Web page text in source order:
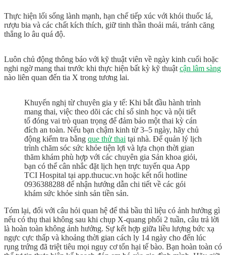
Thực hiện lối sống lành mạnh, hạn chế tiếp xúc với khói thuốc lá,
rượu bia và các chất kích thích, giữ tinh thần thoải mái, tránh căng
thẳng lo âu quá độ.
Luôn chủ động thông báo với kỹ thuật viên về ngày kinh cuối hoặc
nghi ngờ mang thai trước khi thực hiện bất kỳ kỹ thuật cận lâm sàng
nào liên quan đến tia X trong tương lai.
Khuyến nghị từ chuyên gia y tế: Khi bắt đầu hành trình
mang thai, việc theo dõi các chỉ số sinh học và nội tiết
tố đóng vai trò quan trọng để đảm bảo một thai kỳ cán
đích an toàn. Nếu bạn chậm kinh từ 3–5 ngày, hãy chủ
động kiểm tra bằng que thử thai tại nhà. Để quản lý lịch
trình chăm sóc sức khỏe tiện lợi và lựa chọn thời gian
thăm khám phù hợp với các chuyên gia Sản khoa giỏi,
bạn có thể cân nhắc đặt lịch hẹn trực tuyến qua App
TCI Hospital tại app.thucuc.vn hoặc kết nối hotline
0936388288 để nhận hướng dẫn chi tiết về các gói
khám sức khỏe sinh sản tiền sản.
Tóm lại, đối với câu hỏi quan hệ để thả bầu thì liệu có ảnh hưởng gì
nếu có thụ thai không sau khi chụp X-quang phổi 2 tuần, câu trả lời
là hoàn toàn không ảnh hưởng. Sự kết hợp giữa liều lượng bức xạ
ngực cực thấp và khoảng thời gian cách ly 14 ngày cho đến lúc
rụng trứng đã triệt tiêu mọi nguy cơ tổn hại tế bào. Bạn hoàn toàn có